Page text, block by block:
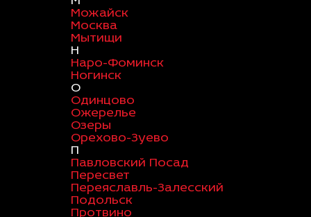
Можайск
Москва
Мытищи
Н
Наро-Фоминск
Ногинск
О
Одинцово
Ожерелье
Озеры
Орехово-Зуево
П
Павловский Посад
Пересвет
Переяславль-Залесский
Подольск
Протвино